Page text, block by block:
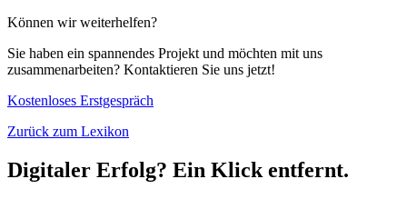
Können wir weiterhelfen?
Sie haben ein spannendes Projekt und möchten mit uns
zusammenarbeiten? Kontaktieren Sie uns jetzt!
Kostenloses Erstgespräch
Zurück zum Lexikon
Digitaler Erfolg? Ein Klick entfernt.